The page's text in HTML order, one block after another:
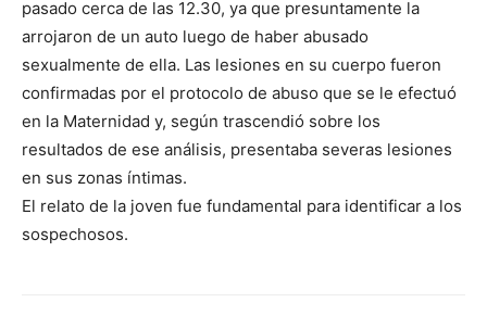
pasado cerca de las 12.30, ya que presuntamente la
arrojaron de un auto luego de haber abusado
sexualmente de ella. Las lesiones en su cuerpo fueron
confirmadas por el protocolo de abuso que se le efectuó
en la Maternidad y, según trascendió sobre los
resultados de ese análisis, presentaba severas lesiones
en sus zonas íntimas.
El relato de la joven fue fundamental para identificar a los
sospechosos.